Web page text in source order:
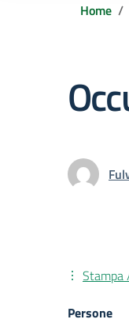
Home
Stampa
Persone